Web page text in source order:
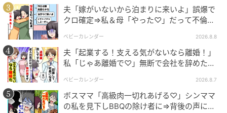
もきちんと向き合ってくれているそう。今は、どれだ
け傷ついても離婚せずに前を向くと決めた友人をサポ
ートしたいと思っています。
著者：山﨑 みさ・30代女性／ライター。産後の物忘れ
の悪化に悩む、2018年生まれの男の子と2022年生ま
れの女の子のママ。趣味は甘い物を食べること、緩く
宅トレをすること。
夫「嫁がいないから泊まりに来いよ」誤爆で
クロ確定⇒私＆母「やった♡」だって不倫相
ベビーカレンダー 2026.8.8
夫「起業する！支える気がないなら離婚！」
私「じゃあ離婚で♡」無断で会社を辞めた元
ベビーカレンダー 2026.8.7
ボスママ「高級肉一切れあげる♡」シンママ
の私を見下しBBQの除け者に⇒背後の声に突